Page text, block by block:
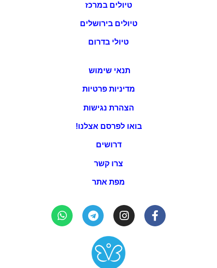
טיולים במרכז
טיולים בירושלים
טיולי בדרום
תנאי שימוש
מדיניות פרטיות
הצהרת נגישות
בואו לפרסם אצלנו!
דרושים
צרו קשר
מפת אתר